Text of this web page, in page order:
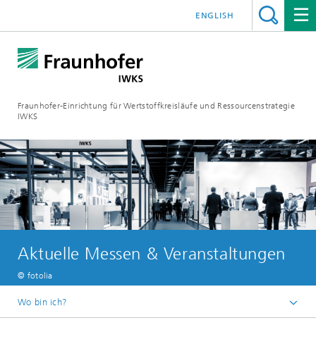
Fraunhofer-Einrichtung für Wertstoffkreisläufe und Ressourcenstrategie
IWKS
ENGLISH
Aktuelle Messen & Veranstaltungen
© fotolia
Wo bin ich?